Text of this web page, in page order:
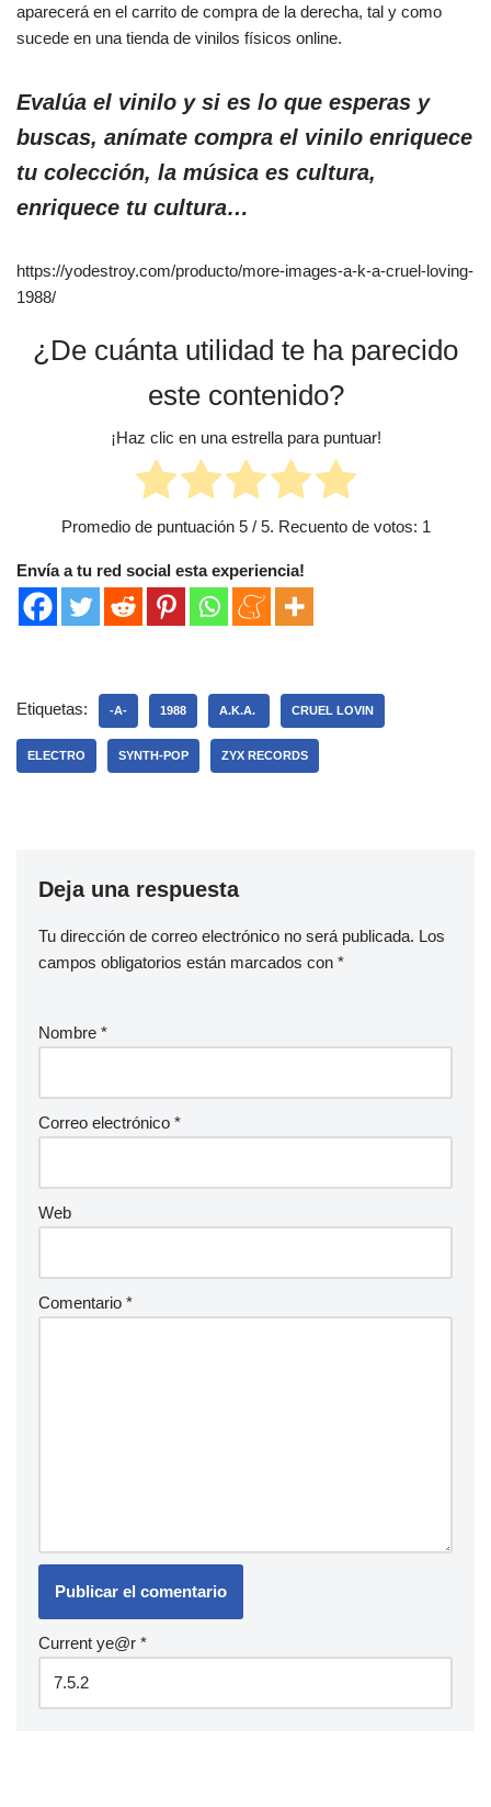
aparecerá en el carrito de compra de la derecha, tal y como
sucede en una tienda de vinilos físicos online.
Evalúa el vinilo y si es lo que esperas y
buscas, anímate compra el vinilo enriquece
tu colección, la música es cultura,
enriquece tu cultura…
https://yodestroy.com/producto/more-images-a-k-a-cruel-loving-
1988/
¿De cuánta utilidad te ha parecido
este contenido?
¡Haz clic en una estrella para puntuar!
Promedio de puntuación 5/ 5. Recuento de votos: 1
Envía a tu red social esta experiencia!
Etiquetas: -A- 1988 A.K.A. ‎ CRUEL LOVIN
ELECTRO SYNTH-POP ZYX RECORDS
Deja una respuesta
Tu dirección de correo electrónico no será publicada. Los
campos obligatorios están marcados con *
Nombre *
Correo electrónico *
Web
Comentario *
Current ye@r *